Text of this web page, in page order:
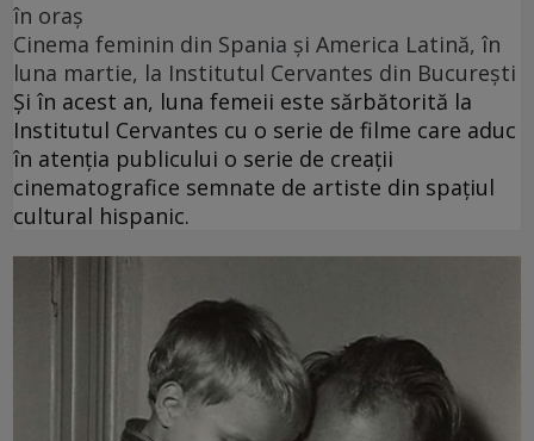
în oraș
Cinema feminin din Spania și America Latină, în
luna martie, la Institutul Cervantes din București
Și în acest an, luna femeii este sărbătorită la
Institutul Cervantes cu o serie de filme care aduc
în atenția publicului o serie de creații
cinematografice semnate de artiste din spațiul
cultural hispanic.